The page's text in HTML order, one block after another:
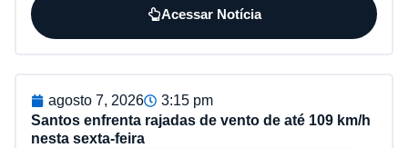
Acessar Notícia
agosto 7, 2026
3:15 pm
Santos enfrenta rajadas de vento de até 109 km/h
nesta sexta-feira